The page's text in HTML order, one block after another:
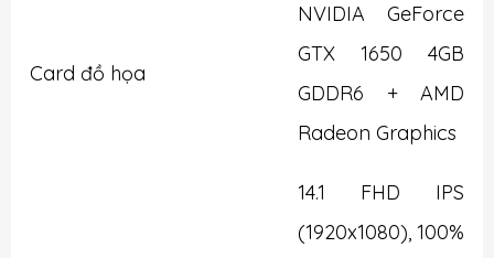
Card đồ họa
NVIDIA GeForce
GTX 1650 4GB
GDDR6 + AMD
Radeon Graphics
14.1 FHD IPS
(1920x1080), 100%